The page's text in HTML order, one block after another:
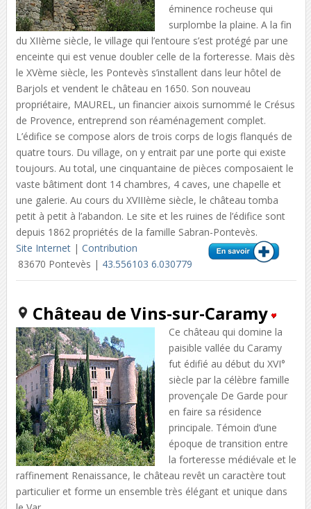
éminence rocheuse qui
surplombe la plaine. A la fin
du XIIème siècle, le village qui l’entoure s’est protégé par une
enceinte qui est venue doubler celle de la forteresse. Mais dès
le XVème siècle, les Pontevès s’installent dans leur hôtel de
Barjols et vendent le château en 1650. Son nouveau
propriétaire, MAUREL, un financier aixois surnommé le Crésus
de Provence, entreprend son réaménagement complet.
L’édifice se compose alors de trois corps de logis flanqués de
quatre tours. Du village, on y entrait par une porte qui existe
toujours. Au total, une cinquantaine de pièces composaient le
vaste bâtiment dont 14 chambres, 4 caves, une chapelle et
une galerie. Au cours du XVIIIème siècle, le château tomba
petit à petit à l’abandon. Le site et les ruines de l’édifice sont
depuis 1862 propriétés de la famille Sabran-Pontevès.
Site Internet| Contribution
83670 Pontevès | 43.556103 6.030779
Château de Vins-sur-Caramy
Ce château qui domine la
paisible vallée du Caramy
fut édifié au début du XVI°
siècle par la célèbre famille
provençale De Garde pour
en faire sa résidence
principale. Témoin d’une
époque de transition entre
la forteresse médiévale et le
raffinement Renaissance, le château revêt un caractère tout
particulier et forme un ensemble très élégant et unique dans